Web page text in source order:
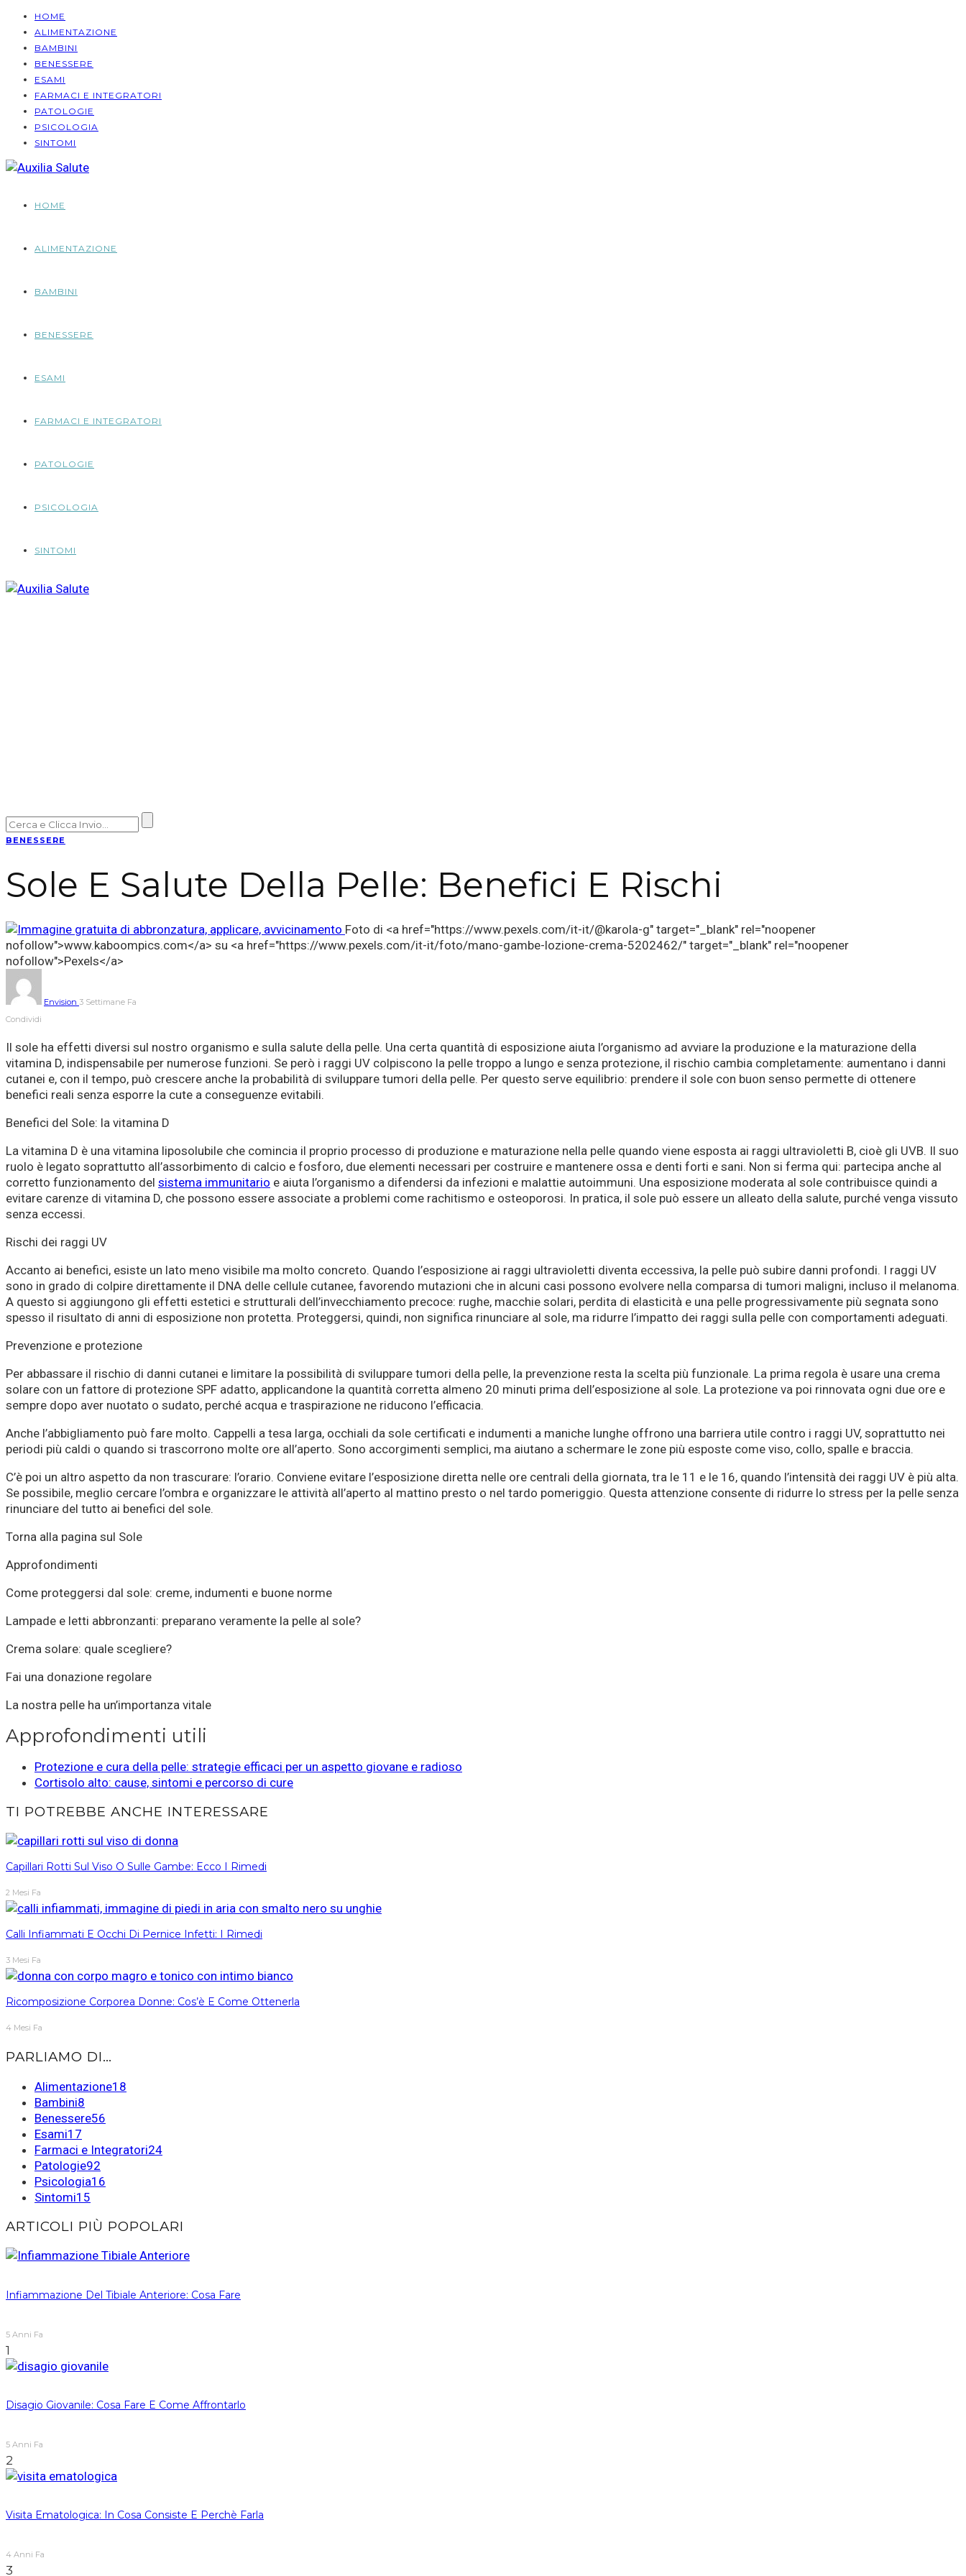
HOME
ALIMENTAZIONE
BAMBINI
BENESSERE
ESAMI
FARMACI E INTEGRATORI
PATOLOGIE
PSICOLOGIA
SINTOMI
HOME
ALIMENTAZIONE
BAMBINI
BENESSERE
ESAMI
FARMACI E INTEGRATORI
PATOLOGIE
PSICOLOGIA
SINTOMI
BENESSERE
Sole E Salute Della Pelle: Benefici E Rischi
Foto di <a href="https://www.pexels.com/it-it/@karola-g" target="_blank" rel="noopener
nofollow">www.kaboompics.com</a> su <a href="https://www.pexels.com/it-it/foto/mano-gambe-lozione-crema-5202462/" target="_blank" rel="noopener
nofollow">Pexels</a>
Envision 3 Settimane Fa
Condividi
Il sole ha effetti diversi sul nostro organismo e sulla salute della pelle. Una certa quantità di esposizione aiuta l’organismo ad avviare la produzione e la maturazione della
vitamina D, indispensabile per numerose funzioni. Se però i raggi UV colpiscono la pelle troppo a lungo e senza protezione, il rischio cambia completamente: aumentano i danni
cutanei e, con il tempo, può crescere anche la probabilità di sviluppare tumori della pelle. Per questo serve equilibrio: prendere il sole con buon senso permette di ottenere
benefici reali senza esporre la cute a conseguenze evitabili.
Benefici del Sole: la vitamina D
La vitamina D è una vitamina liposolubile che comincia il proprio processo di produzione e maturazione nella pelle quando viene esposta ai raggi ultravioletti B, cioè gli UVB. Il suo
ruolo è legato soprattutto all’assorbimento di calcio e fosforo, due elementi necessari per costruire e mantenere ossa e denti forti e sani. Non si ferma qui: partecipa anche al
corretto funzionamento del sistema immunitario e aiuta l’organismo a difendersi da infezioni e malattie autoimmuni. Una esposizione moderata al sole contribuisce quindi a
evitare carenze di vitamina D, che possono essere associate a problemi come rachitismo e osteoporosi. In pratica, il sole può essere un alleato della salute, purché venga vissuto
senza eccessi.
Rischi dei raggi UV
Accanto ai benefici, esiste un lato meno visibile ma molto concreto. Quando l’esposizione ai raggi ultravioletti diventa eccessiva, la pelle può subire danni profondi. I raggi UV
sono in grado di colpire direttamente il DNA delle cellule cutanee, favorendo mutazioni che in alcuni casi possono evolvere nella comparsa di tumori maligni, incluso il melanoma.
A questo si aggiungono gli effetti estetici e strutturali dell’invecchiamento precoce: rughe, macchie solari, perdita di elasticità e una pelle progressivamente più segnata sono
spesso il risultato di anni di esposizione non protetta. Proteggersi, quindi, non significa rinunciare al sole, ma ridurre l’impatto dei raggi sulla pelle con comportamenti adeguati.
Prevenzione e protezione
Per abbassare il rischio di danni cutanei e limitare la possibilità di sviluppare tumori della pelle, la prevenzione resta la scelta più funzionale. La prima regola è usare una crema
solare con un fattore di protezione SPF adatto, applicandone la quantità corretta almeno 20 minuti prima dell’esposizione al sole. La protezione va poi rinnovata ogni due ore e
sempre dopo aver nuotato o sudato, perché acqua e traspirazione ne riducono l’efficacia.
Anche l’abbigliamento può fare molto. Cappelli a tesa larga, occhiali da sole certificati e indumenti a maniche lunghe offrono una barriera utile contro i raggi UV, soprattutto nei
periodi più caldi o quando si trascorrono molte ore all’aperto. Sono accorgimenti semplici, ma aiutano a schermare le zone più esposte come viso, collo, spalle e braccia.
C’è poi un altro aspetto da non trascurare: l’orario. Conviene evitare l’esposizione diretta nelle ore centrali della giornata, tra le 11 e le 16, quando l’intensità dei raggi UV è più alta.
Se possibile, meglio cercare l’ombra e organizzare le attività all’aperto al mattino presto o nel tardo pomeriggio. Questa attenzione consente di ridurre lo stress per la pelle senza
rinunciare del tutto ai benefici del sole.
Torna alla pagina sul Sole
Approfondimenti
Come proteggersi dal sole: creme, indumenti e buone norme
Lampade e letti abbronzanti: preparano veramente la pelle al sole?
Crema solare: quale scegliere?
Fai una donazione regolare
La nostra pelle ha un’importanza vitale
Approfondimenti utili
Protezione e cura della pelle: strategie efficaci per un aspetto giovane e radioso
Cortisolo alto: cause, sintomi e percorso di cure
TI POTREBBE ANCHE INTERESSARE
Capillari Rotti Sul Viso O Sulle Gambe: Ecco I Rimedi
2 Mesi Fa
Calli Infiammati E Occhi Di Pernice Infetti: I Rimedi
3 Mesi Fa
Ricomposizione Corporea Donne: Cos’è E Come Ottenerla
4 Mesi Fa
PARLIAMO DI…
Alimentazione18
Bambini8
Benessere56
Esami17
Farmaci e Integratori24
Patologie92
Psicologia16
Sintomi15
ARTICOLI PIÙ POPOLARI
Infiammazione Del Tibiale Anteriore: Cosa Fare
5 Anni Fa
1
Disagio Giovanile: Cosa Fare E Come Affrontarlo
5 Anni Fa
2
Visita Ematologica: In Cosa Consiste E Perchè Farla
4 Anni Fa
3